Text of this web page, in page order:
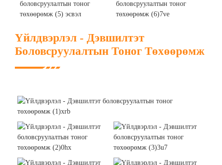
Үйлдвэрлэл - Дэвшилтэт
Боловсруулалтын Тоног Төхөөрөмж